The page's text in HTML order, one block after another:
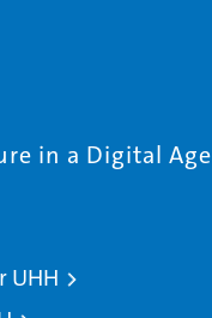
in a Digital Age
UHH